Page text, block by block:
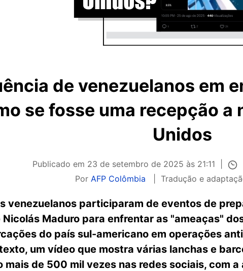
de venezuelanos em
se fosse uma recepção a
Unidos
Publicado em 23 de setembro de 2025 às 21:11
Por AFP Colômbia Tradução e
venezuelanos participaram de eventos de
Maduro para enfrentar as "ameaças"
do país sul-americano em operações
um vídeo que mostra várias lanchas e
mais de 500 mil vezes nas redes sociais, com